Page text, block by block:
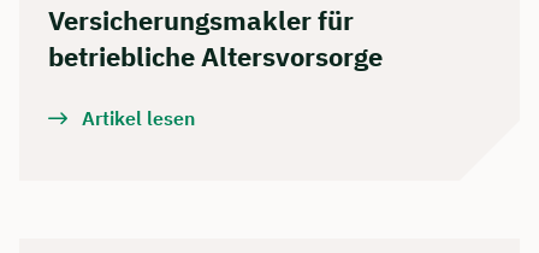
Versicherungsmakler für
betriebliche Altersvorsorge
Artikel lesen